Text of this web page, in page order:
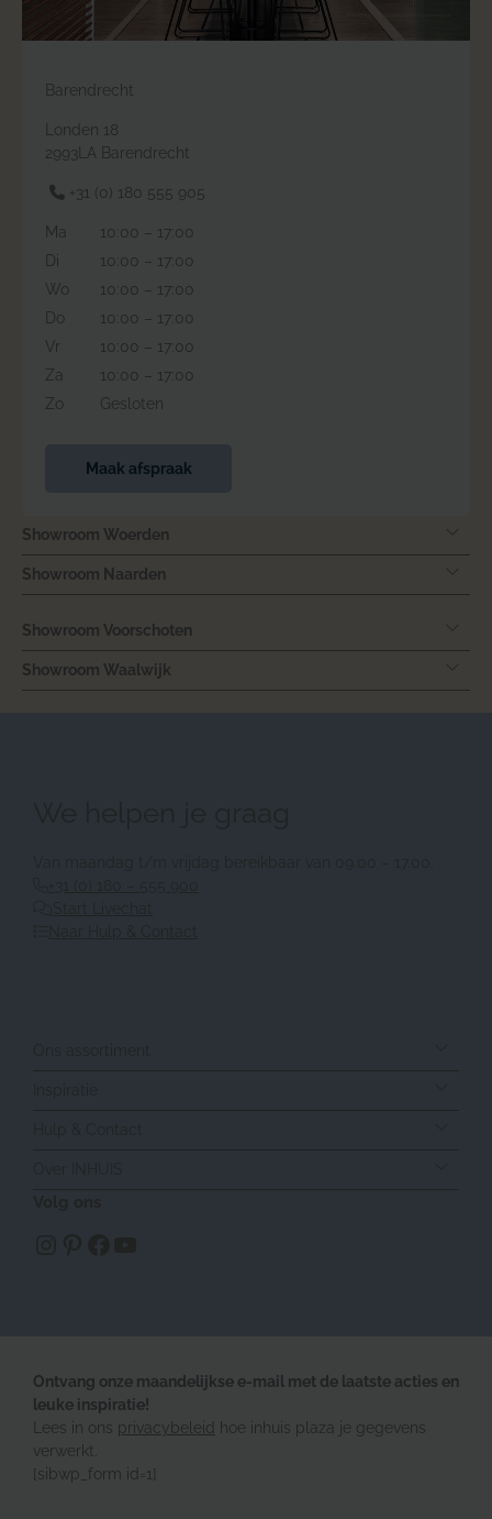
Barendrecht
Londen 18
2993LA Barendrecht
+31 (0) 180 555 905
Ma
10:00 – 17:00
Di
10:00 – 17:00
Wo
10:00 – 17:00
Do
10:00 – 17:00
Vr
10:00 – 17:00
Za
10:00 – 17:00
Zo
Gesloten
Maak afspraak
Showroom Woerden
Showroom Naarden
Showroom Voorschoten
Showroom Waalwijk
Ontvang onze maandelijkse e-mail met de laatste acties en
leuke inspiratie!
Lees in ons privacybeleid
hoe inhuis plaza je gegevens
verwerkt.
[sibwp_form id=1]